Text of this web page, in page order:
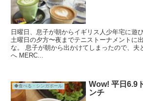
日曜日、息子が朝からイギリス人少年宅に遊
土曜日の夕方〜夜までテニストーナメントに
な。 息子が朝から出かけてしまったので、夫
へ MERC...
◆食べる・シンガポール
Wow! 平日6.9
ンチ